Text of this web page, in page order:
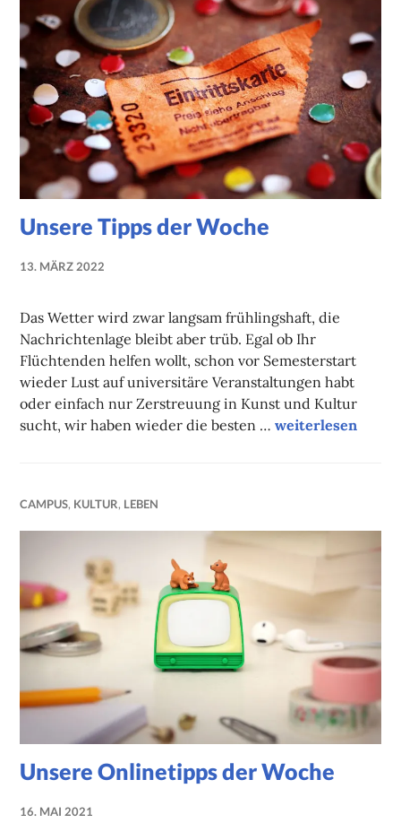
Unsere Tipps der Woche
13. MÄRZ 2022
Das Wetter wird zwar langsam frühlingshaft, die
Nachrichtenlage bleibt aber trüb. Egal ob Ihr
Flüchtenden helfen wollt, schon vor Semesterstart
wieder Lust auf universitäre Veranstaltungen habt
oder einfach nur Zerstreuung in Kunst und Kultur
sucht, wir haben wieder die besten …Unsere Tipps der
weiterlesen
CAMPUS, KULTUR, LEBEN
Unsere Onlinetipps der Woche
16. MAI 2021